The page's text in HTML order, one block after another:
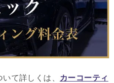
て詳しくは、
カーコーティ